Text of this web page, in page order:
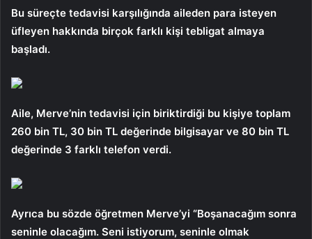
Bu süreçte tedavisi karşılığında aileden para isteyen
üfleyen hakkında birçok farklı kişi tebligat almaya
başladı.
Aile, Merve’nin tedavisi için biriktirdiği bu kişiye toplam
260 bin TL, 30 bin TL değerinde bilgisayar ve 80 bin TL
değerinde 3 farklı telefon verdi.
Ayrıca bu sözde öğretmen Merve’yi “Boşanacağım sonra
seninle olacağım. Seni istiyorum, seninle olmak